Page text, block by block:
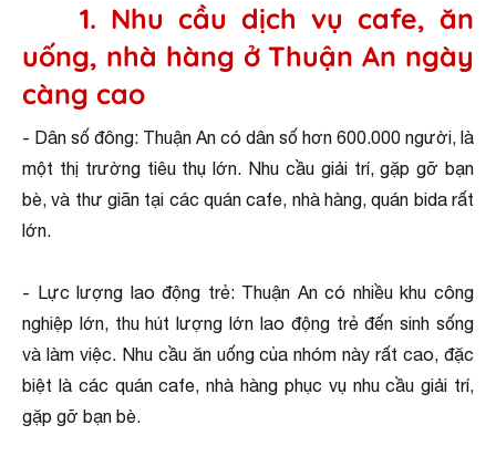
1. Nhu cầu dịch vụ cafe, ăn
uống, nhà hàng ở Thuận An ngày
càng cao
- Dân số đông: Thuận An có dân số hơn 600.000 người, là
một thị trường tiêu thụ lớn. Nhu cầu giải trí, gặp gỡ bạn
bè, và thư giãn tại các quán cafe, nhà hàng, quán bida rất
lớn.
- Lực lượng lao động trẻ: Thuận An có nhiều khu công
nghiệp lớn, thu hút lượng lớn lao động trẻ đến sinh sống
và làm việc. Nhu cầu ăn uống của nhóm này rất cao, đặc
biệt là các quán cafe, nhà hàng phục vụ nhu cầu giải trí,
gặp gỡ bạn bè.